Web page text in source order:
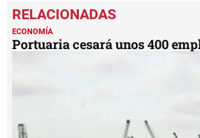
seconds
of
2
minutes,
49
ECONOMÍA
Portuaria cesará unos 400